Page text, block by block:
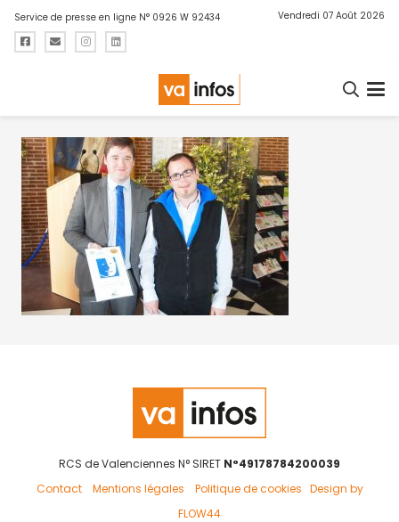
Service de presse en ligne N° 0926 W 92434 Vendredi 07 Août 2026
RCS de Valenciennes N° SIRET N°49178784200039
Contact
Mentions légales Politique de cookies Design by
FLOW44